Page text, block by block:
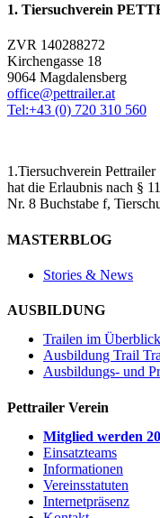
1. Tiersuchverein
ZVR 140288272
Kirchengasse 18
9064 Magdalensberg
office@pettrailer.at
Tel:+43 (0) 720 310 560
1.Tiersuchverein Pettrailer
hat die Erlaubnis nach §
Nr. 8 Buchstabe f,
MASTERBLOG
Stories & News
AUSBILDUNG
Trailen im Überblick
Ausbildung Trail
Ausbildungs- und
Pettrailer Verein
Mitglied werden
Einsatzteams
Informationen
Vereinsstatuten
Internetpräsenz